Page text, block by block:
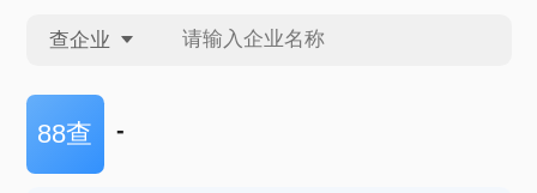
查企业
查企业
88查 -